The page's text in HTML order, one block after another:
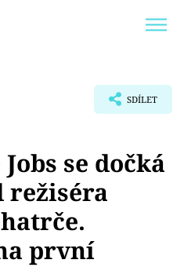
SDÍLET
se dočká
režiséra
první